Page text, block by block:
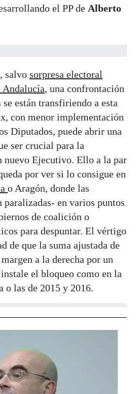
el PP de Alberto
salvo sorpresa electoral
Andalucía, una confrontación
están transfiriendo a esta
con menor implementación
Diputados, puede abrir una
ser crucial para la
nuevo Ejecutivo. Ello a la par
por ver si lo consigue en
o Aragón, donde las
paralizadas- en varios puntos
de coalición o
para despuntar. El vértigo
de que la suma ajustada de
a la derecha por un
el bloqueo como en la
o las de 2015 y 2016.